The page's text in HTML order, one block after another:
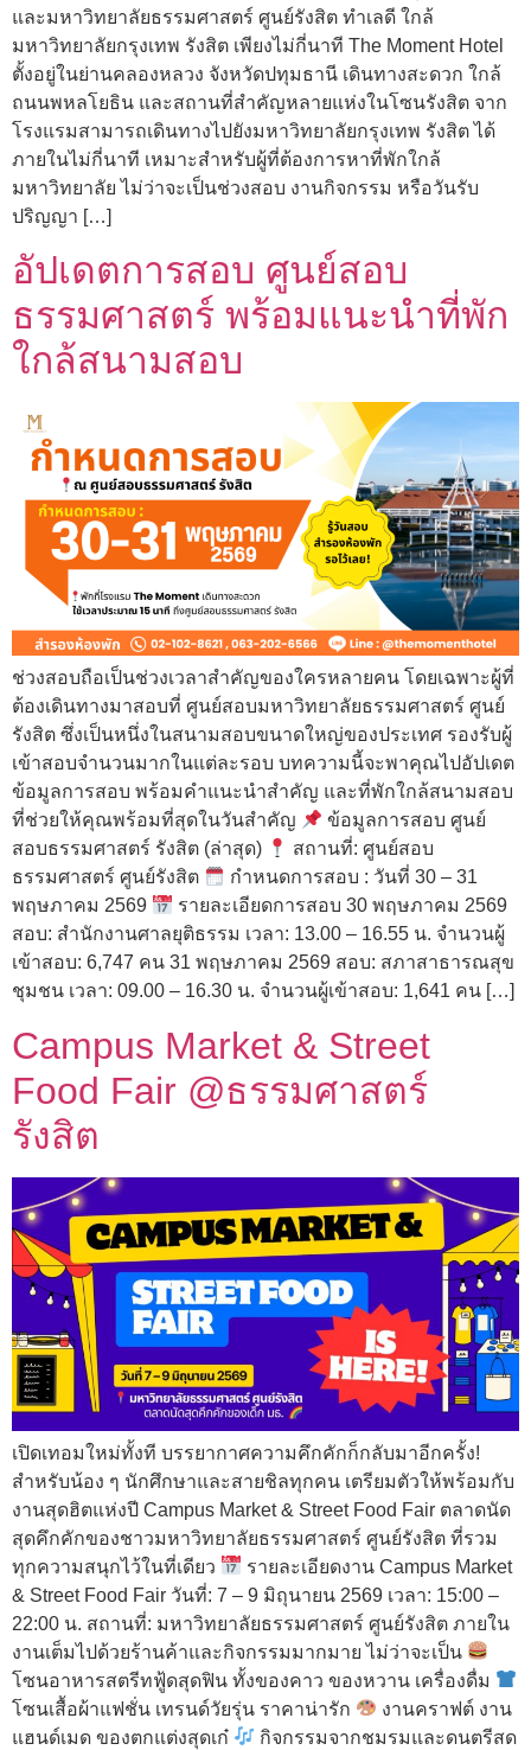
และมหาวิทยาลัยธรรมศาสตร์ ศูนย์รังสิต ทำเลดี ใกล้
มหาวิทยาลัยกรุงเทพ รังสิต เพียงไม่กี่นาที The Moment Hotel
ตั้งอยู่ในย่านคลองหลวง จังหวัดปทุมธานี เดินทางสะดวก ใกล้
ถนนพหลโยธิน และสถานที่สำคัญหลายแห่งในโซนรังสิต จาก
โรงแรมสามารถเดินทางไปยังมหาวิทยาลัยกรุงเทพ รังสิต ได้
ภายในไม่กี่นาที เหมาะสำหรับผู้ที่ต้องการหาที่พักใกล้
มหาวิทยาลัย ไม่ว่าจะเป็นช่วงสอบ งานกิจกรรม หรือวันรับ
ปริญญา […]
อัปเดตการสอบ ศูนย์สอบ
ธรรมศาสตร์ พร้อมแนะนำที่พัก
ใกล้สนามสอบ
ช่วงสอบถือเป็นช่วงเวลาสำคัญของใครหลายคน โดยเฉพาะผู้ที่
ต้องเดินทางมาสอบที่ ศูนย์สอบมหาวิทยาลัยธรรมศาสตร์ ศูนย์
รังสิต ซึ่งเป็นหนึ่งในสนามสอบขนาดใหญ่ของประเทศ รองรับผู้
เข้าสอบจำนวนมากในแต่ละรอบ บทความนี้จะพาคุณไปอัปเดต
ข้อมูลการสอบ พร้อมคำแนะนำสำคัญ และที่พักใกล้สนามสอบ
ที่ช่วยให้คุณพร้อมที่สุดในวันสำคัญ
ข้อมูลการสอบ ศูนย์
สอบธรรมศาสตร์ รังสิต (ล่าสุด)
สถานที่: ศูนย์สอบ
ธรรมศาสตร์ ศูนย์รังสิต
กำหนดการสอบ : วันที่ 30 – 31
พฤษภาคม 2569
รายละเอียดการสอบ 30 พฤษภาคม 2569
สอบ: สำนักงานศาลยุติธรรม เวลา: 13.00 – 16.55 น. จำนวนผู้
เข้าสอบ: 6,747 คน 31 พฤษภาคม 2569 สอบ: สภาสาธารณสุข
ชุมชน เวลา: 09.00 – 16.30 น. จำนวนผู้เข้าสอบ: 1,641 คน […]
Campus Market & Street
Food Fair @ธรรมศาสตร์
รังสิต
เปิดเทอมใหม่ทั้งที บรรยากาศความคึกคักก็กลับมาอีกครั้ง!
สำหรับน้อง ๆ นักศึกษาและสายชิลทุกคน เตรียมตัวให้พร้อมกับ
งานสุดฮิตแห่งปี Campus Market & Street Food Fair ตลาดนัด
สุดคึกคักของชาวมหาวิทยาลัยธรรมศาสตร์ ศูนย์รังสิต ที่รวม
ทุกความสนุกไว้ในที่เดียว
รายละเอียดงาน Campus Market
& Street Food Fair วันที่: 7 – 9 มิถุนายน 2569 เวลา: 15:00 –
22:00 น. สถานที่: มหาวิทยาลัยธรรมศาสตร์ ศูนย์รังสิต ภายใน
งานเต็มไปด้วยร้านค้าและกิจกรรมมากมาย ไม่ว่าจะเป็น
โซนอาหารสตรีทฟู้ดสุดฟิน ทั้งของคาว ของหวาน เครื่องดื่ม
โซนเสื้อผ้าแฟชั่น เทรนด์วัยรุ่น ราคาน่ารัก
งานคราฟต์ งาน
แฮนด์เมด ของตกแต่งสุดเก๋
กิจกรรมจากชมรมและดนตรีสด